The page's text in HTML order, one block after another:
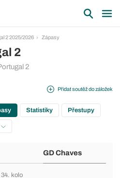
2 2025/2026 Zápasy
2
2
Přidat soutěž do záložek
Statistiky Přestupy
GD Chaves
34. kolo